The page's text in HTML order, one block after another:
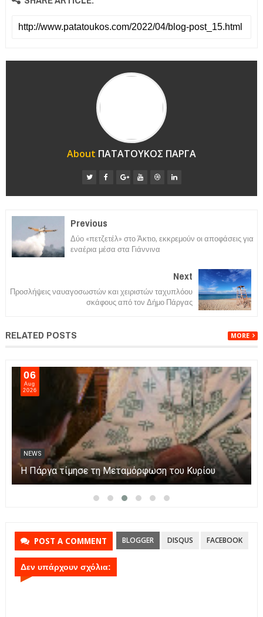
About ΠΑΤΑΤΟΥΚΟΣ ΠΑΡΓΑ
Previous
Δύο «πετζετέλ» στο Άκτιο, εκκρεμούν οι αποφάσεις για
εναέρια μέσα στα Γιάννινα
Next
Προσλήψεις ναυαγοσωστών και χειριστών ταχυπλόου
σκάφους από τον Δήμο Πάργας
RELATED POSTS MORE
06
Aug
2026
NEWS
Η Πάργα τίμησε τη Μεταμόρφωση του Κυρίου
POST A COMMENT BLOGGER DISQUS FACEBOOK
Δεν υπάρχουν σχόλια: